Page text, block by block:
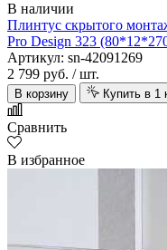
В наличии
Плинтус скрытого
Pro Design 323
Артикул: sn-42091269
2 799 руб. / шт.
В корзину Купить в 1
Сравнить
В избранное